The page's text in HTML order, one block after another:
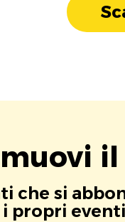
il
che si
propri